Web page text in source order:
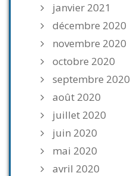
janvier 2021
décembre 2020
novembre 2020
octobre 2020
septembre 2020
août 2020
juillet 2020
juin 2020
mai 2020
avril 2020